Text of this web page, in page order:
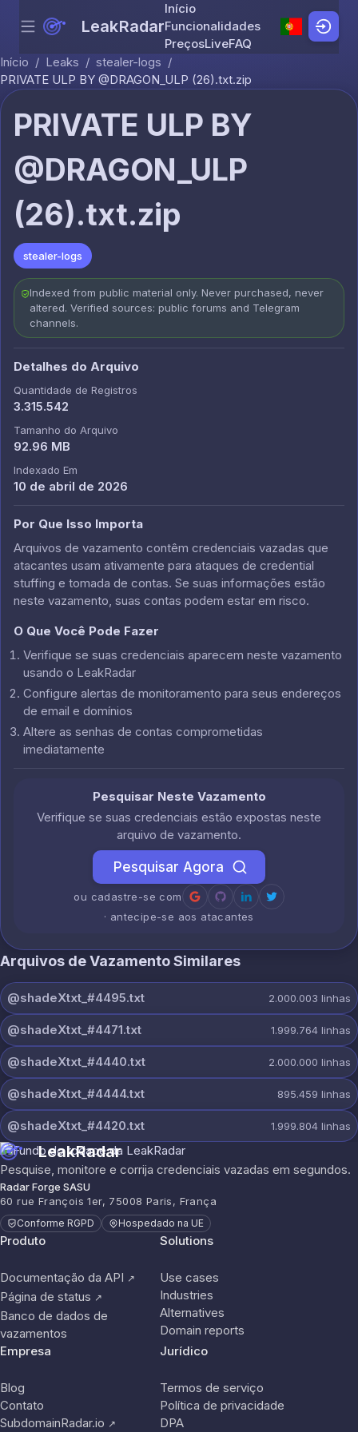
Skip to content
Menu LeakRadar
Início
Funcionalidades
PreçosLiveFAQ
Início / Leaks / stealer-logs /
PRIVATE ULP BY @DRAGON_ULP (26).txt.zip
PRIVATE ULP BY
@DRAGON_ULP
(26).txt.zip
stealer-logs
Indexed from public material only. Never purchased, never
altered. Verified sources: public forums and Telegram
channels.
Detalhes do Arquivo
Quantidade de Registros
3.315.542
Tamanho do Arquivo
92.96 MB
Indexado Em
10 de abril de 2026
Por Que Isso Importa
Arquivos de vazamento contêm credenciais vazadas que
atacantes usam ativamente para ataques de credential
stuffing e tomada de contas. Se suas informações estão
neste vazamento, suas contas podem estar em risco.
O Que Você Pode Fazer
Verifique se suas credenciais aparecem neste vazamento
usando o LeakRadar
Configure alertas de monitoramento para seus endereços
de email e domínios
Altere as senhas de contas comprometidas
imediatamente
Pesquisar Neste Vazamento
Verifique se suas credenciais estão expostas neste
arquivo de vazamento.
Pesquisar Agora
ou cadastre-se com
· antecipe-se aos atacantes
Arquivos de Vazamento Similares
@shadeXtxt_#4495.txt 2.000.003 linhas
@shadeXtxt_#4471.txt 1.999.764 linhas
@shadeXtxt_#4440.txt 2.000.000 linhas
@shadeXtxt_#4444.txt 895.459 linhas
@shadeXtxt_#4420.txt 1.999.804 linhas
LeakRadar
Pesquise, monitore e corrija credenciais vazadas em segundos.
Radar Forge SASU
60 rue François 1er, 75008 Paris, França
Conforme RGPD Hospedado na UE
Produto
Documentação da API ↗
Página de status ↗
Banco de dados de
vazamentos
Solutions
Use cases
Industries
Alternatives
Domain reports
Empresa
Blog
Contato
SubdomainRadar.io ↗
Jurídico
Termos de serviço
Política de privacidade
DPA